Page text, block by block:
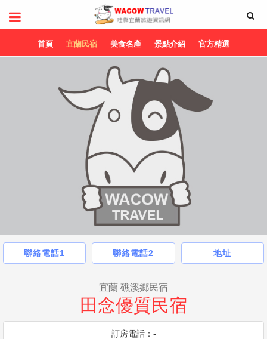
首頁 宜蘭民宿 美食名產 景點介紹 官方精選
聯絡電話1 聯絡電話2 地址
宜蘭 礁溪鄉民宿
田念優質民宿
訂房電話：-